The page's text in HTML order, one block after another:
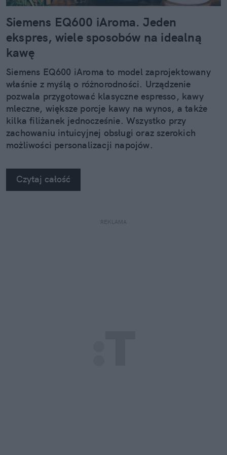
Siemens EQ600 iAroma. Jeden
ekspres, wiele sposobów na idealną
kawę
Siemens EQ600 iAroma to model zaprojektowany
właśnie z myślą o różnorodności. Urządzenie
pozwala przygotować klasyczne espresso, kawy
mleczne, większe porcje kawy na wynos, a także
kilka filiżanek jednocześnie. Wszystko przy
zachowaniu intuicyjnej obsługi oraz szerokich
możliwości personalizacji napojów.
Czytaj całość
REKLAMA